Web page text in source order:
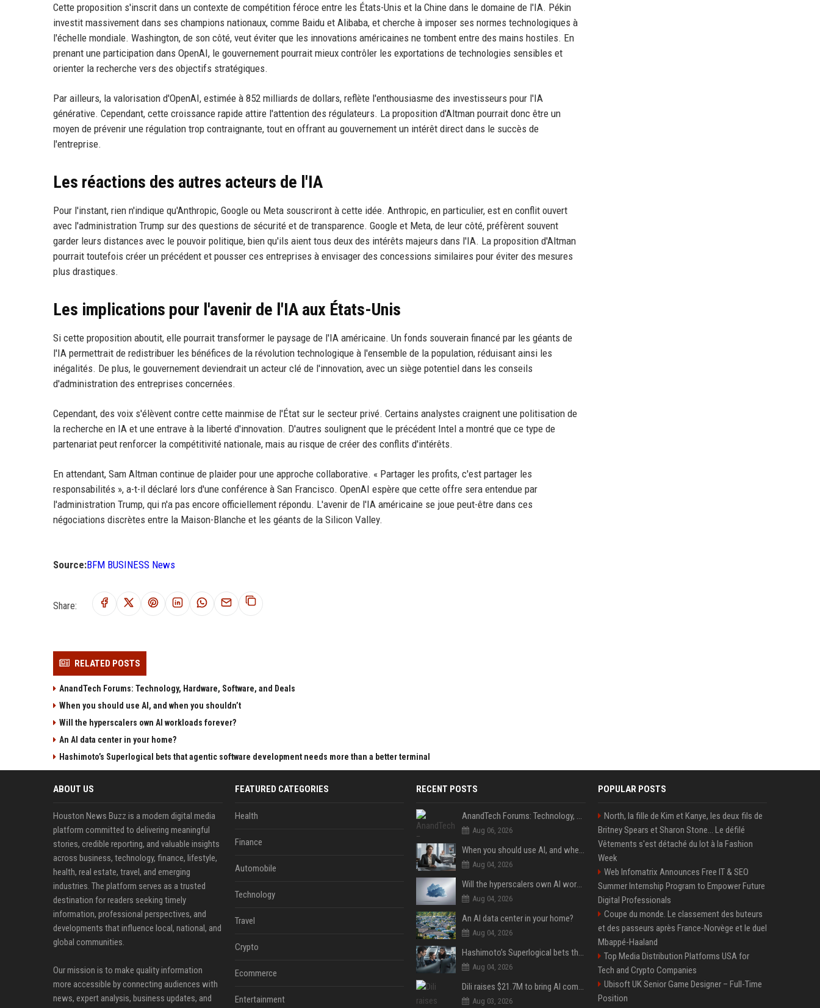
Cette proposition s'inscrit dans un contexte de compétition féroce entre les États-Unis et la Chine dans le domaine de l'IA. Pékin
investit massivement dans ses champions nationaux, comme Baidu et Alibaba, et cherche à imposer ses normes technologiques à
l'échelle mondiale. Washington, de son côté, veut éviter que les innovations américaines ne tombent entre des mains hostiles. En
prenant une participation dans OpenAI, le gouvernement pourrait mieux contrôler les exportations de technologies sensibles et
orienter la recherche vers des objectifs stratégiques.
Par ailleurs, la valorisation d'OpenAI, estimée à 852 milliards de dollars, reflète l'enthousiasme des investisseurs pour l'IA
générative. Cependant, cette croissance rapide attire l'attention des régulateurs. La proposition d'Altman pourrait donc être un
moyen de prévenir une régulation trop contraignante, tout en offrant au gouvernement un intérêt direct dans le succès de
l'entreprise.
Les réactions des autres acteurs de l'IA
Pour l'instant, rien n'indique qu'Anthropic, Google ou Meta souscriront à cette idée. Anthropic, en particulier, est en conflit ouvert
avec l'administration Trump sur des questions de sécurité et de transparence. Google et Meta, de leur côté, préfèrent souvent
garder leurs distances avec le pouvoir politique, bien qu'ils aient tous deux des intérêts majeurs dans l'IA. La proposition d'Altman
pourrait toutefois créer un précédent et pousser ces entreprises à envisager des concessions similaires pour éviter des mesures
plus drastiques.
Les implications pour l'avenir de l'IA aux États-Unis
Si cette proposition aboutit, elle pourrait transformer le paysage de l'IA américaine. Un fonds souverain financé par les géants de
l'IA permettrait de redistribuer les bénéfices de la révolution technologique à l'ensemble de la population, réduisant ainsi les
inégalités. De plus, le gouvernement deviendrait un acteur clé de l'innovation, avec un siège potentiel dans les conseils
d'administration des entreprises concernées.
Cependant, des voix s'élèvent contre cette mainmise de l'État sur le secteur privé. Certains analystes craignent une politisation de
la recherche en IA et une entrave à la liberté d'innovation. D'autres soulignent que le précédent Intel a montré que ce type de
partenariat peut renforcer la compétitivité nationale, mais au risque de créer des conflits d'intérêts.
En attendant, Sam Altman continue de plaider pour une approche collaborative. « Partager les profits, c'est partager les
responsabilités », a-t-il déclaré lors d'une conférence à San Francisco. OpenAI espère que cette offre sera entendue par
l'administration Trump, qui n'a pas encore officiellement répondu. L'avenir de l'IA américaine se joue peut-être dans ces
négociations discrètes entre la Maison-Blanche et les géants de la Silicon Valley.
Source:BFM BUSINESS News
Share:
RELATED POSTS
AnandTech Forums: Technology, Hardware, Software, and Deals
When you should use AI, and when you shouldn’t
Will the hyperscalers own AI workloads forever?
An AI data center in your home?
Hashimoto’s Superlogical bets that agentic software development needs more than a better terminal
ABOUT US
Houston News Buzz is a modern digital media
platform committed to delivering meaningful
stories, credible reporting, and valuable insights
across business, technology, finance, lifestyle,
health, real estate, travel, and emerging
industries. The platform serves as a trusted
destination for readers seeking timely
information, professional perspectives, and
developments that influence local, national, and
global communities.
Our mission is to make quality information
more accessible by connecting audiences with
news, expert analysis, business updates, and
FEATURED CATEGORIES
Health
Finance
Automobile
Technology
Travel
Crypto
Ecommerce
Entertainment
RECENT POSTS
AnandTech Forums: Technology, Hardware, Software, and Deals
Aug 06, 2026
When you should use AI, and when you shouldn’t
Aug 04, 2026
Will the hyperscalers own AI workloads forever?
Aug 04, 2026
An AI data center in your home?
Aug 04, 2026
Hashimoto’s Superlogical bets that agentic software development needs more than a better terminal
Aug 04, 2026
Dili raises $21.7M to bring AI compliance to the infrastructure boom
Aug 03, 2026
POPULAR POSTS
North, la fille de Kim et Kanye, les deux fils de
Britney Spears et Sharon Stone... Le défilé
Vêtements s'est détaché du lot à la Fashion
Week
Web Infomatrix Announces Free IT & SEO
Summer Internship Program to Empower Future
Digital Professionals
Coupe du monde. Le classement des buteurs
et des passeurs après France-Norvège et le duel
Mbappé-Haaland
Top Media Distribution Platforms USA for
Tech and Crypto Companies
Ubisoft UK Senior Game Designer – Full-Time
Position